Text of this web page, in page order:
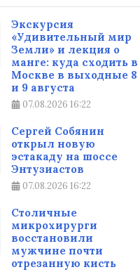
Экскурсия
«Удивительный мир
Земли» и лекция о
манге: куда сходить в
Москве в выходные 8
и 9 августа
07.08.2026 16:22
Сергей Собянин
открыл новую
эстакаду на шоссе
Энтузиастов
07.08.2026 16:22
Столичные
микрохирурги
восстановили
мужчине почти
отрезанную кисть